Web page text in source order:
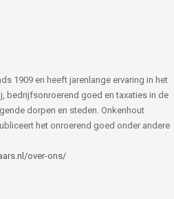
1909 en heeft jarenlange ervaring in het
bedrijfsonroerend goed en taxaties in de
dorpen en steden. Onkenhout
het onroerend goed onder andere
over-ons/